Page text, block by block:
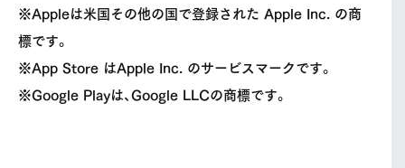
※Appleは米国その他の国で登録された Apple Inc. の商
標です。
※App Store はApple Inc. のサービスマークです。
※Google Playは、Google LLCの商標です。